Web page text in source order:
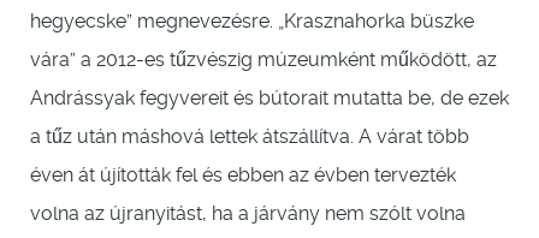
hegyecske” megnevezésre. „Krasznahorka büszke
vára” a 2012-es tűzvészig múzeumként működött, az
Andrássyak fegyvereit és bútorait mutatta be, de ezek
a tűz után máshová lettek átszállítva. A várat több
éven át újították fel és ebben az évben tervezték
volna az újranyitást, ha a járvány nem szólt volna